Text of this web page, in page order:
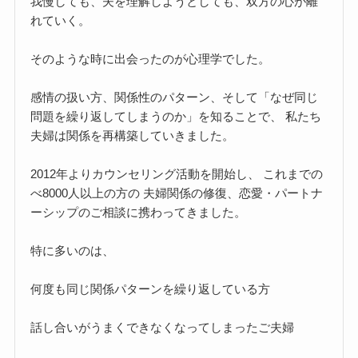
れていく。
そのような時に出会ったのが心理学でした。
感情の扱い方、関係性のパターン、そして「なぜ同じ
問題を繰り返してしまうのか」を知ることで、 私たち
夫婦は関係を再構築していきました。
2012年よりカウンセリング活動を開始し、 これまでの
べ8000人以上の方の 夫婦関係の修復、恋愛・パートナ
ーシップのご相談に携わってきました。
特に多いのは、
何度も同じ関係パターンを繰り返している方
話し合いがうまくできなくなってしまったご夫婦